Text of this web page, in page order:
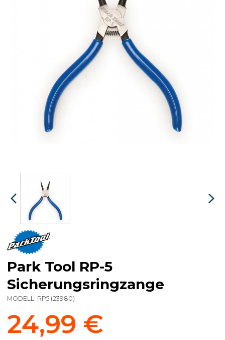
Park Tool RP-5
Sicherungsringzange
MODELL: RP5 (23980)
24,99 €